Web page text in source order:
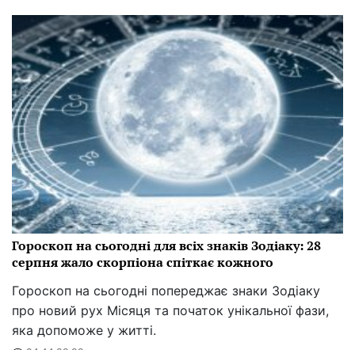
Гороскоп на сьогодні для всіх знаків Зодіаку: 28
серпня жало скорпіона спіткає кожного
Гороскоп на сьогодні попереджає знаки Зодіаку
про новий рух Місяця та початок унікальної фази,
яка допоможе у житті.